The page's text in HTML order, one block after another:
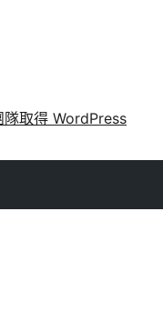
隊取得 WordPress